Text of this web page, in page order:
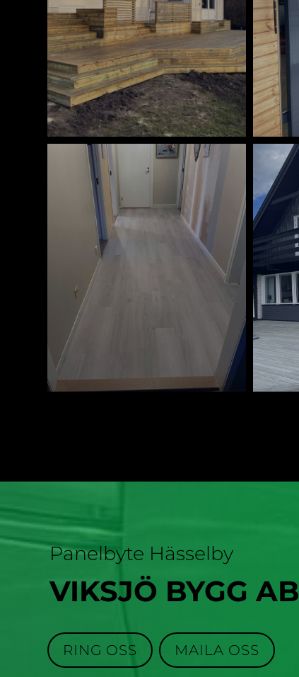
Panelbyte Hässelby
VIKSJÖ BYGG AB
RING OSS MAILA OSS